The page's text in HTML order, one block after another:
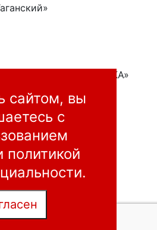
АВТОМАТИКА»
для производств
сайтом, вы
с
политикой
.